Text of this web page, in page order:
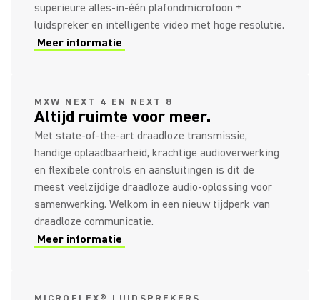
superieure alles-in-één plafondmicrofoon +
luidspreker en intelligente video met hoge resolutie.
Meer informatie
MXW NEXT 4 EN NEXT 8
Altijd ruimte voor meer.
Met state-of-the-art draadloze transmissie,
handige oplaadbaarheid, krachtige audioverwerking
en flexibele controls en aansluitingen is dit de
meest veelzijdige draadloze audio-oplossing voor
samenwerking. Welkom in een nieuw tijdperk van
draadloze communicatie.
Meer informatie